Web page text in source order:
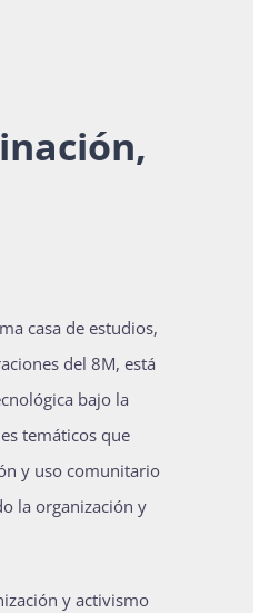
casa de estudios,
del 8M, está
bajo la
temáticos que
y uso comunitario
la organización y
y activismo